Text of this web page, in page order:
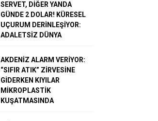
SERVET, DİĞER YANDA
GÜNDE 2 DOLAR! KÜRESEL
UÇURUM DERİNLEŞİYOR:
ADALETSİZ DÜNYA
AKDENİZ ALARM VERİYOR:
“SIFIR ATIK” ZİRVESİNE
GİDERKEN KIYILAR
MİKROPLASTİK
KUŞATMASINDA